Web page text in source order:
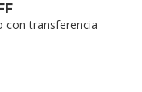
con transferencia